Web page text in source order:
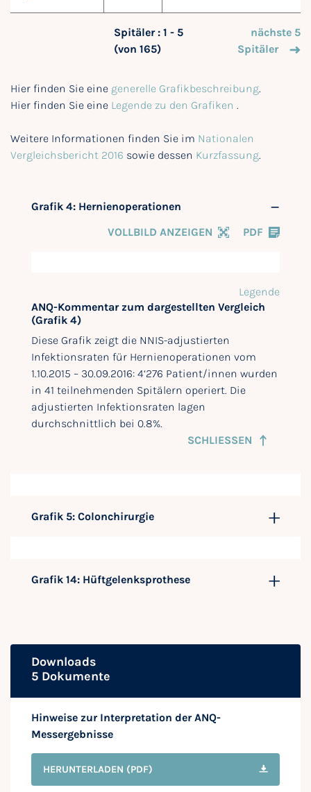
Spitäler : 1 - 5
(von 165)
nächste 5
Spitäler
Hier finden Sie eine generelle Grafikbeschreibung.
Hier finden Sie eine Legende zu den Grafiken .
Weitere Informationen finden Sie im Nationalen
Vergleichsbericht 2016 sowie dessen Kurzfassung.
Grafik 4: Hernienoperationen
VOLLBILD ANZEIGEN
PDF
Legende
ANQ-Kommentar zum dargestellten Vergleich
(Grafik 4)
Diese Grafik zeigt die NNIS-adjustierten
Infektionsraten für Hernienoperationen vom
1.10.2015 – 30.09.2016: 4‘276 Patient/innen wurden
in 41 teilnehmenden Spitälern operiert. Die
adjustierten Infektionsraten lagen
durchschnittlich bei 0.8%.
SCHLIESSEN
Grafik 5: Colonchirurgie
Grafik 14: Hüftgelenksprothese
Downloads
5 Dokumente
Hinweise zur Interpretation der ANQ-
Messergebnisse
HERUNTERLADEN (PDF)